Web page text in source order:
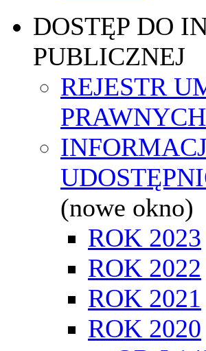
DOSTĘP DO
PUBLICZNEJ
REJESTR
PRAWNYCH
(nowe okno)
ROK 2023
ROK 2022
ROK 2021
ROK 2020